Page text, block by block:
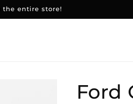
the entire store!
Ford